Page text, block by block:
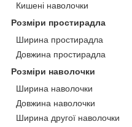
Кишені наволочки
Розміри простирадла
Ширина простирадла
Довжина простирадла
Розміри наволочки
Ширина наволочки
Довжина наволочки
Ширина другої наволочки